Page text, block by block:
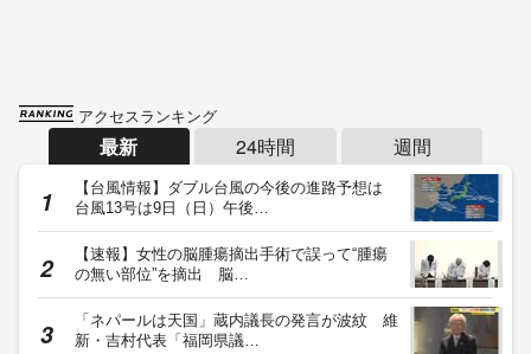
アクセスランキング
最新 24時間 週間
【台風情報】ダブル台風の今後の進路予想は
台風13号は9日（日）午後…
【速報】女性の脳腫瘍摘出手術で誤って“腫瘍
の無い部位”を摘出 脳…
「ネパールは天国」蔵内議長の発言が波紋 維
新・吉村代表「福岡県議…